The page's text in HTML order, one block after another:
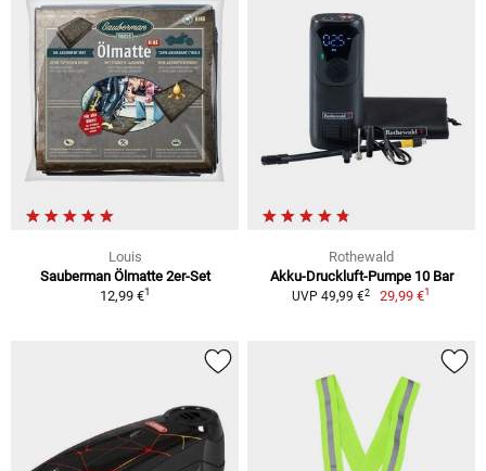
Louis
Sauberman Ölmatte 2er-Set
12,99 €1
Rothewald
Akku-Druckluft-Pumpe 10 Bar
UVP 49,99 €2 29,99 €1